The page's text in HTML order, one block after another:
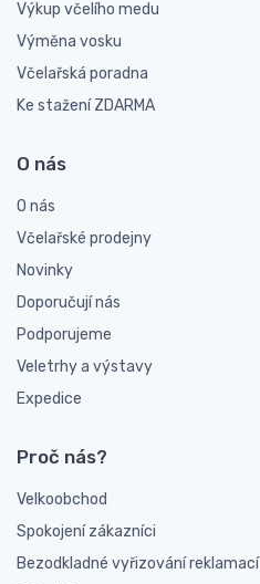
Výkup včelího medu
Výměna vosku
Včelařská poradna
Ke stažení ZDARMA
O nás
O nás
Včelařské prodejny
Novinky
Doporučují nás
Podporujeme
Veletrhy a výstavy
Expedice
Proč nás?
Velkoobchod
Spokojení zákazníci
Bezodkladné vyřizování reklamací